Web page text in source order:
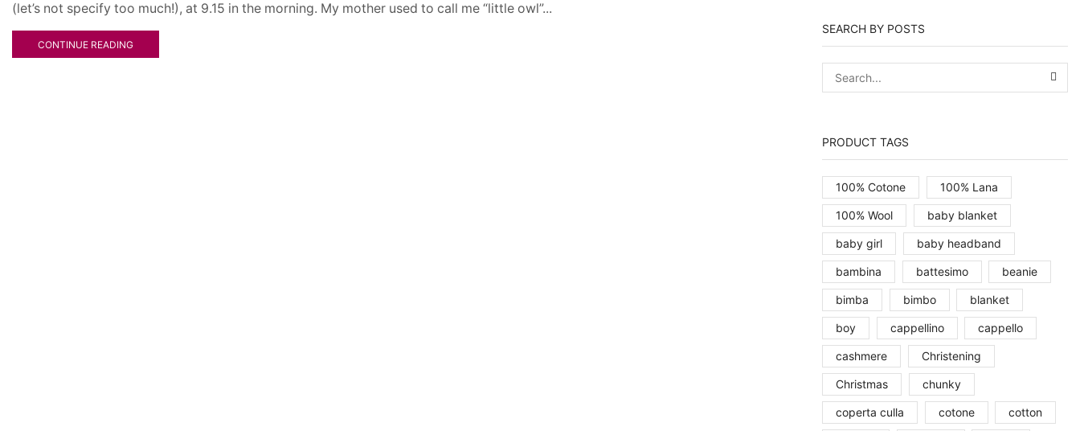
(let’s not specify too much!), at 9.15 in the morning. My mother used to call me “little owl”...
CONTINUE READING
SEARCH BY POSTS
PRODUCT TAGS
100% Cotone 100% Lana
100% Wool baby blanket
baby girl baby headband
bambina battesimo beanie
bimba bimbo blanket
boy cappellino cappello
cashmere Christening
Christmas chunky
coperta culla cotone cotton